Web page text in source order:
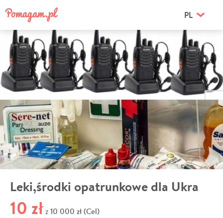
PL
Leki,środki opatrunkowe dla Ukra
10 zł z 10 000 zł (Cel)